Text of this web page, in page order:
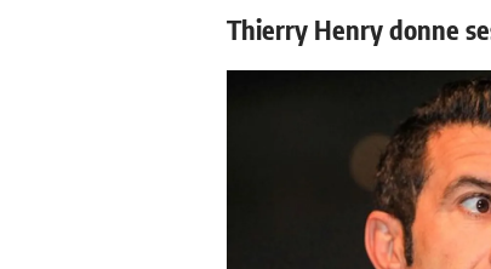
Thierry Henry donne